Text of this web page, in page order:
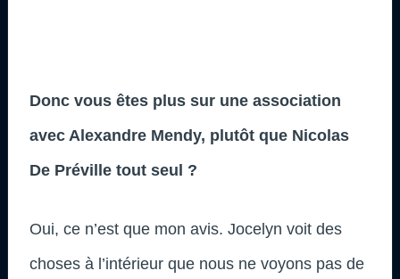
Donc vous êtes plus sur une association
avec Alexandre Mendy, plutôt que Nicolas
De Préville tout seul ?
Oui, ce n’est que mon avis. Jocelyn voit des
choses à l’intérieur que nous ne voyons pas de